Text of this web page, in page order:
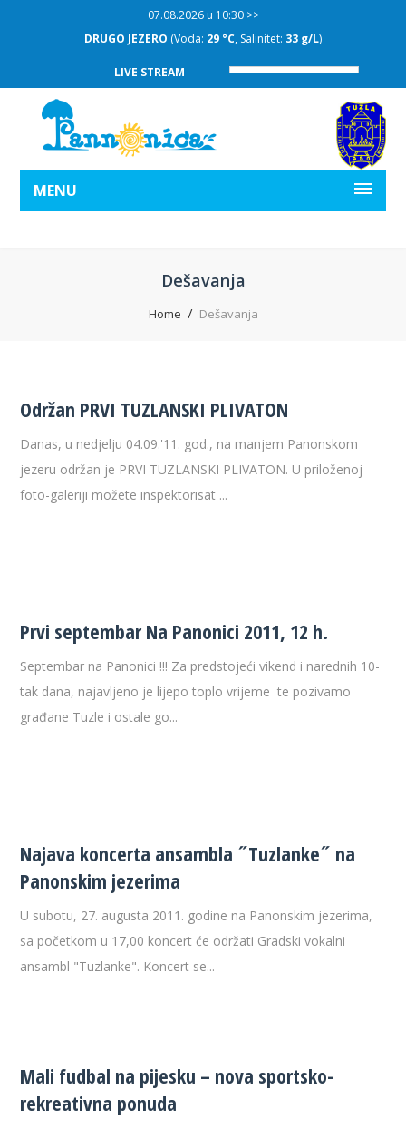
07.08.2026 u 10:30 >>
DRUGO JEZERO (Voda: 29 °C, Salinitet: 33 g/L)
LIVE STREAM
MENU
Dešavanja
Home Dešavanja
Održan PRVI TUZLANSKI PLIVATON
Danas, u nedjelju 04.09.'11. god., na manjem Panonskom
jezeru održan je PRVI TUZLANSKI PLIVATON. U priloženoj
foto-galeriji možete inspektorisat ...
Prvi septembar Na Panonici 2011, 12 h.
Septembar na Panonici !!! Za predstojeći vikend i narednih 10-
tak dana, najavljeno je lijepo toplo vrijeme te pozivamo
građane Tuzle i ostale go...
Najava koncerta ansambla ˝Tuzlanke˝ na
Panonskim jezerima
U subotu, 27. augusta 2011. godine na Panonskim jezerima,
sa početkom u 17,00 koncert će održati Gradski vokalni
ansambl "Tuzlanke". Koncert se...
Mali fudbal na pijesku – nova sportsko-
rekreativna ponuda